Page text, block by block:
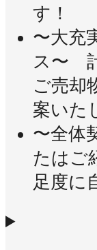
す！
〜大充
ス〜
ご売却
案いた
〜全体
たはご
足度に